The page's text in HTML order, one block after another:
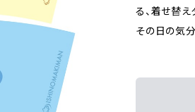
る、着せ替え
その日の気分